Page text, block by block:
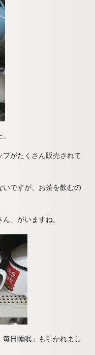
がたくさん販売されて
いですが、お茶を飲むの
」がいますね。
日睡眠」も引かれまし